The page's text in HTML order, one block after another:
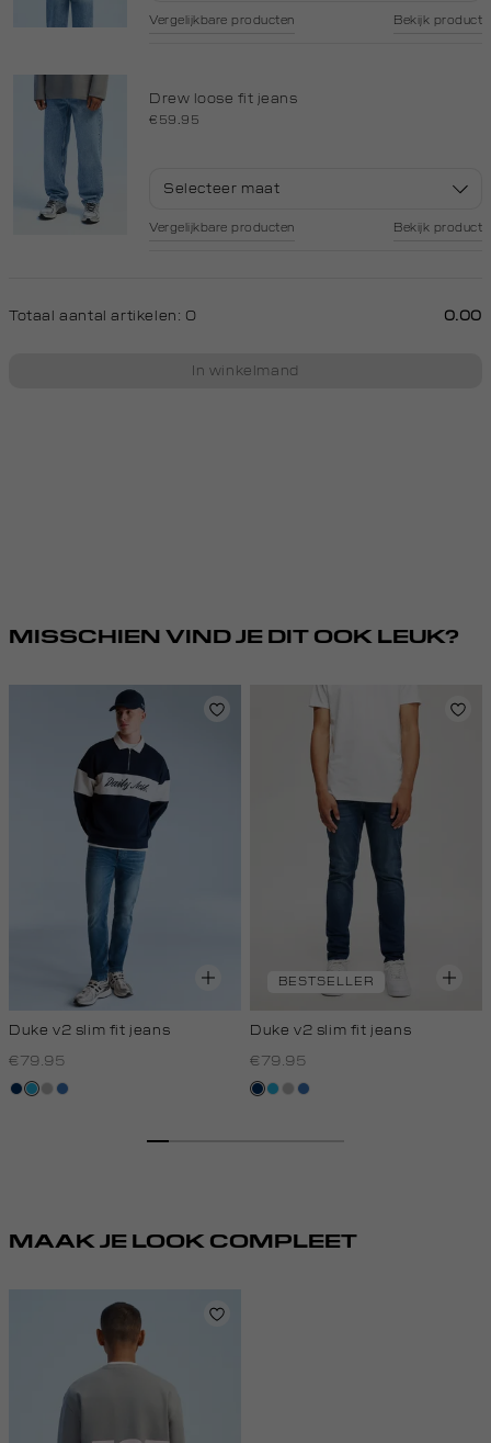
Vergelijkbare producten Bekijk product
Drew loose fit jeans
€59.95
Selecteer maat
Vergelijkbare producten Bekijk product
Totaal aantal artikelen: 0 0.00
In winkelmand
MISSCHIEN VIND JE DIT OOK LEUK?
Duke v2 slim fit jeans
€79.95
blauw,
blauw
grijs,blauw,
BESTSELLER
Duke v2 slim fit jeans
€79.95
blauw,
blauw
grijs,blauw,
MAAK JE LOOK COMPLEET